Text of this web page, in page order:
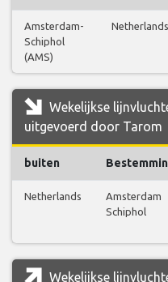
Amsterdam-
Schiphol
(AMS)
Netherlands
Wekelijkse
uitgevoerd door Tarom
buiten
Netherlands
Amsterdam
Schiphol
Wekelijkse